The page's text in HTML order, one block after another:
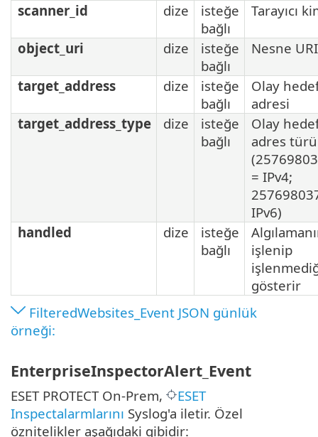
scanner_id
dize
isteğe
bağlı
Tarayıcı
object_uri dize
isteğe
bağlı
Nesne
target_address dize
isteğe
bağlı
Olay
adresi
target_address_type
dize
isteğe
bağlı
Olay
adres türü
= IPv4;
IPv6)
handled
dize
isteğe
bağlı
işlenip
gösterir
FilteredWebsites_Event JSON günlük
örneği:
EnterpriseInspectorAlert_Event
ESET PROTECT On-Prem,
ESET
Inspectalarmlarını Syslog'a iletir. Özel
öznitelikler aşağıdaki gibidir: